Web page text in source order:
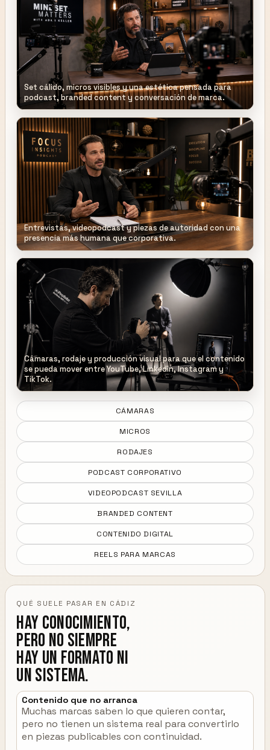
Set cálido, micros visibles y una estética pensada para
podcast, branded content y conversación de marca.
Entrevistas, videopodcast y piezas de autoridad con una
presencia más humana que corporativa.
Cámaras, rodaje y producción visual para que el contenido
se pueda mover entre YouTube, LinkedIn, Instagram y
TikTok.
CÁMARAS
MICROS
RODAJES
PODCAST CORPORATIVO
VIDEOPODCAST SEVILLA
BRANDED CONTENT
CONTENIDO DIGITAL
REELS PARA MARCAS
QUÉ SUELE PASAR EN CÁDIZ
Hay conocimiento,
pero no siempre
hay un formato ni
un sistema.
Contenido que no arranca
Muchas marcas saben lo que quieren contar,
pero no tienen un sistema real para convertirlo
en piezas publicables con continuidad.